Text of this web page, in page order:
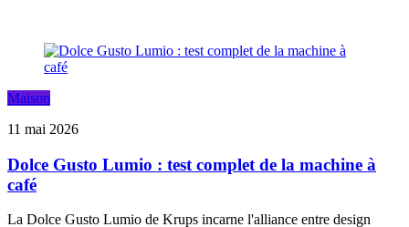
Maison
11 mai 2026
Dolce Gusto Lumio : test complet de la machine à
café
La Dolce Gusto Lumio de Krups incarne l'alliance entre design